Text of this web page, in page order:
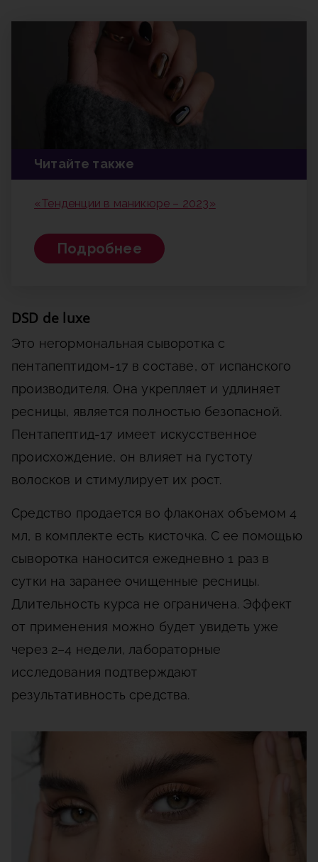
Читайте также
«Тенденции в маникюре – 2023»
Подробнее
DSD de luxe
Это негормональная сыворотка с
пентапептидом-17 в составе, от испанского
производителя. Она укрепляет и удлиняет
ресницы, является полностью безопасной.
Пентапептид-17 имеет искусственное
происхождение, он влияет на густоту
волосков и стимулирует их рост.
Средство продается во флаконах объемом 4
мл, в комплекте есть кисточка. С ее помощью
сыворотка наносится ежедневно 1 раз в
сутки на заранее очищенные ресницы.
Длительность курса не ограничена. Эффект
от применения можно будет увидеть уже
через 2–4 недели, лабораторные
исследования подтверждают
результативность средства.